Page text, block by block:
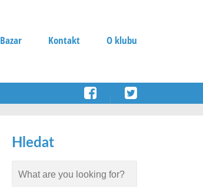
Bazar Kontakt O klubu
Hledat